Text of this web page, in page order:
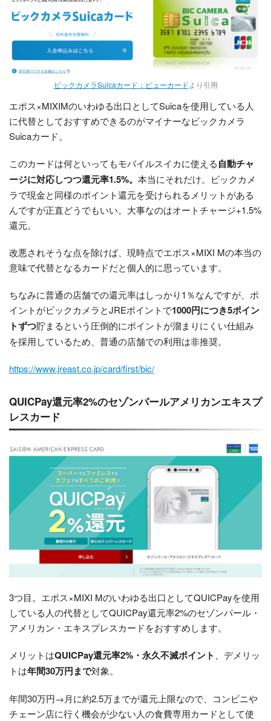
ビックカメラSuicaカード：ビューカードより引用
エポス×MIXIMのいわゆる出口としてSuicaを使用している人
に代替としておすすめできるのがマイナーなビックカメラ
Suicaカード。
このカードは何といってもモバイルスイカに使える自動チャ
ージに対応しつつ還元率1.5%。 本当にそれだけ。ビックカメ
ラで現金と同様のポイント還元を受けられるメリットがある
んですが正直どうでもいい。大事なのはオートチャージ+1.5%
還元。
改悪されそうな点を除けば、現時点でエポス×MIXI Mの本当の
意味で代替となるカードだと個人的に思っています。
ちなみに普通の店舗での還元率はしっかり1％なんですが、ポ
イントがビックカメラとJREポイントで1000円につき5ポイン
トずつ貯まるという圧倒的にポイントが溜まりにくい仕組み
を採用しているため、普通の店舗での利用は非推奨。
https://www.jreast.co.jp/card/first/bic/
QUICPay還元率2%のセゾンパールアメリカンエキスプ
レスカード
3つ目。エポス×MIXI Mのいわゆる出口としてQUICPayを使用
している人の代替としてQUICPay還元率2%のセゾンパール・
アメリカン・エキスプレスカードをおすすめします。
メリットはQUICPay還元率2%・永久不滅ポイント
、デメリッ
トは年間30万円まで対象。
年間30万円→月に約2.5万までが還元上限なので、コンビニや
チェーン店に行く機会が少ない人の食費専用カードとして使